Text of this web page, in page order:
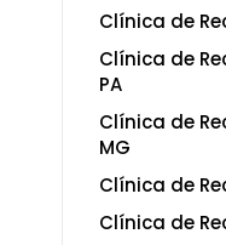
Clínica de
Clínica de
PA
Clínica de
MG
Clínica de
Clínica de